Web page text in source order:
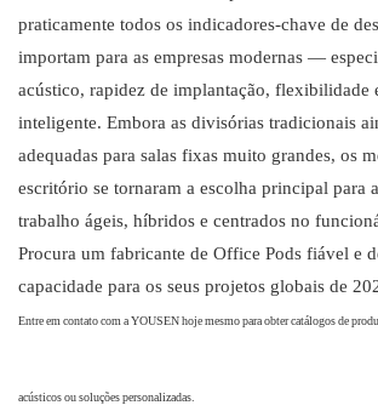
praticamente todos os indicadores-chave de
importam para as empresas modernas —
acústico, rapidez de implantação, flexibilidade
inteligente. Embora as divisórias tradicionais
adequadas para salas fixas muito grandes, os
escritório se tornaram a escolha principal para
trabalho ágeis, híbridos e centrados no
Procura um fabricante de Office Pods fiável e
capacidade para os seus projetos globais de
Entre em contato com a YOUSEN hoje mesmo para obter catálogos de
acústicos ou soluções personalizadas.